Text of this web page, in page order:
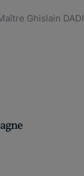
Ghislain DADI